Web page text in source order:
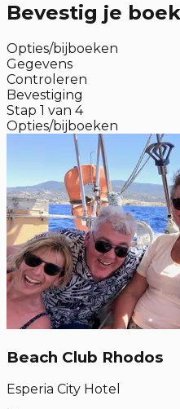
Bevestig je
Opties/bijboeken
Gegevens
Controleren
Bevestiging
Stap 1 van 4
Opties/bijboeken
Beach Club Rhodos
Esperia City Hotel